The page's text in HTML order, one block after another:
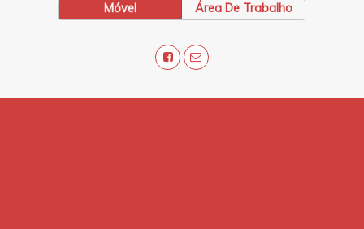
Móvel Área De Trabalho